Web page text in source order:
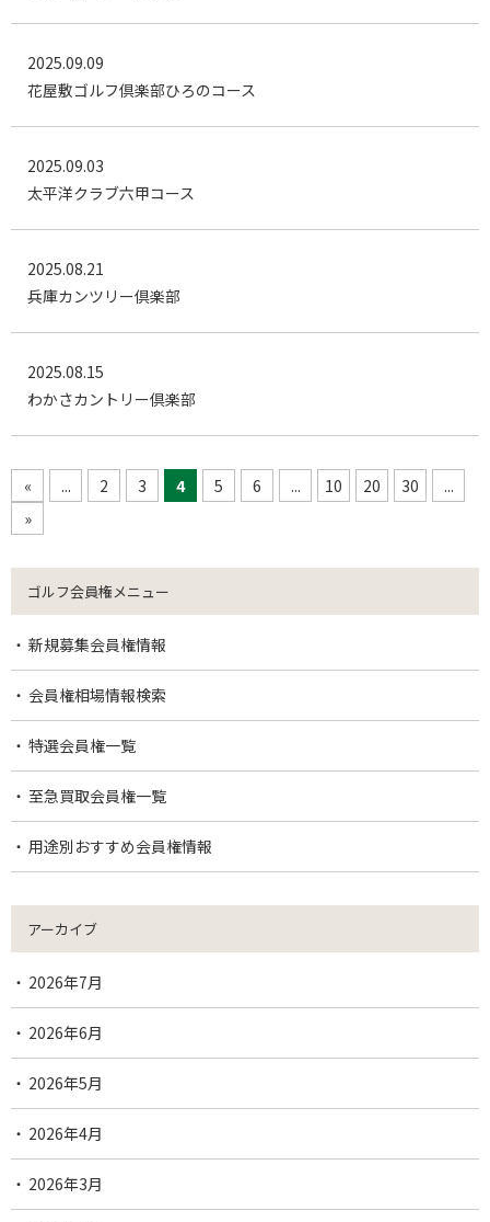
2025.09.09
花屋敷ゴルフ倶楽部ひろのコース
2025.09.03
太平洋クラブ六甲コース
2025.08.21
兵庫カンツリー倶楽部
2025.08.15
わかさカントリー倶楽部
« ... 2 3 4 5 6 ... 10 20 30
...
»
ゴルフ会員権メニュー
新規募集会員権情報
会員権相場情報検索
特選会員権一覧
至急買取会員権一覧
用途別おすすめ会員権情報
アーカイブ
2026年7月
2026年6月
2026年5月
2026年4月
2026年3月